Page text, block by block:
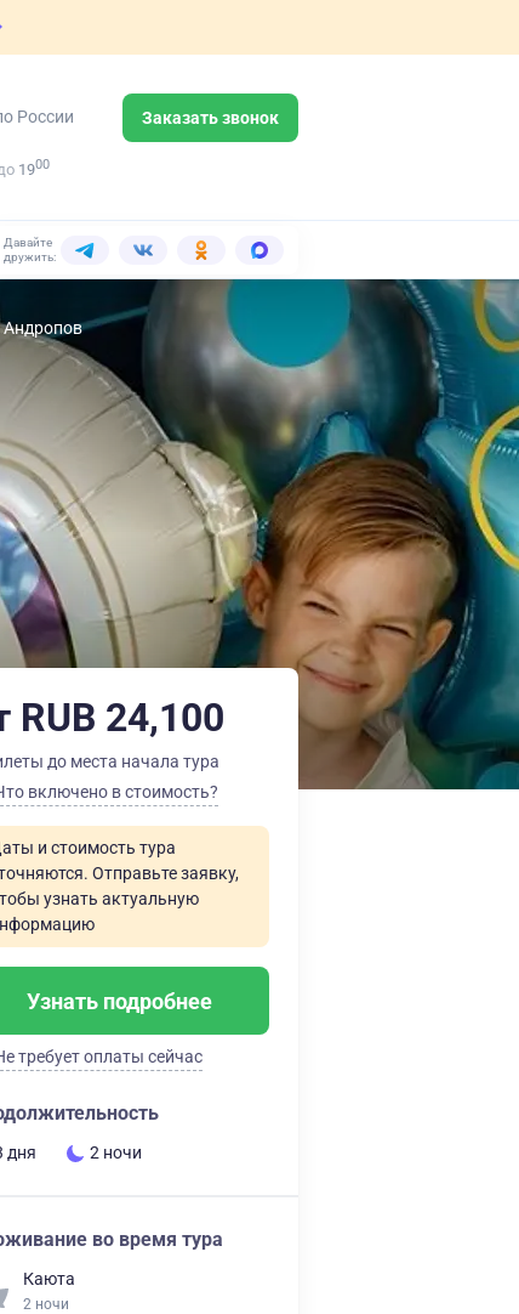
России Заказать звонок
1900
Давайте
дружить:
Андропов
RUB 24,100
до места начала тура
включено в стоимость?
и стоимость тура
Отправьте заявку,
узнать актуальную
Узнать подробнее
требует оплаты сейчас
дня 2 ночи
во время тура
Каюта
2 ночи